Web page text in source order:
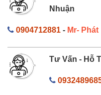
Nhuận
0904712881 - Mr- Phát
Tư Vấn - Hỗ